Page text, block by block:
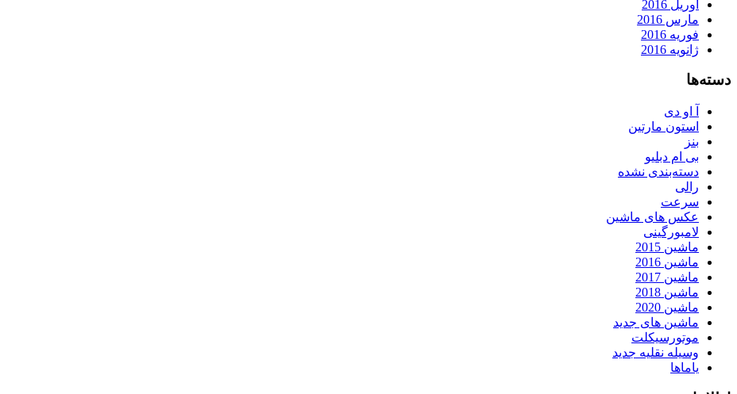
آوریل 2016
مارس 2016
فوریه 2016
ژانویه 2016
دسته‌ها
آ او دی
استون مارتین
بنز
بی ام دبلیو
دسته‌بندی نشده
رالی
سرعت
عکس های ماشین
لامبورگینی
ماشین 2015
ماشین 2016
ماشین 2017
ماشین 2018
ماشین 2020
ماشین های جدید
موتورسیکلت
وسیله نقلیه جدید
یاماها